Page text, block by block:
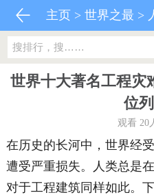
主页 >世界之最 >
世界十大著名工程灾
位
观看 20
在历史的长河中，世界经
遭受严重损失。人类总是
对于工程建筑同样如此。